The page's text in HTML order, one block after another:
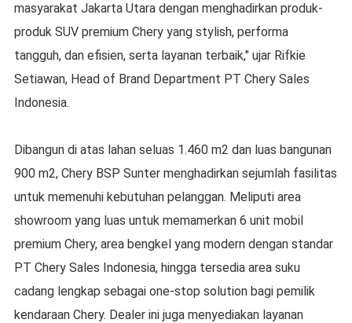
masyarakat Jakarta Utara dengan menghadirkan produk-
produk SUV premium Chery yang stylish, performa
tangguh, dan efisien, serta layanan terbaik," ujar Rifkie
Setiawan, Head of Brand Department PT Chery Sales
Indonesia.
Dibangun di atas lahan seluas 1.460 m2 dan luas bangunan
900 m2, Chery BSP Sunter menghadirkan sejumlah fasilitas
untuk memenuhi kebutuhan pelanggan. Meliputi area
showroom yang luas untuk memamerkan 6 unit mobil
premium Chery, area bengkel yang modern dengan standar
PT Chery Sales Indonesia, hingga tersedia area suku
cadang lengkap sebagai one-stop solution bagi pemilik
kendaraan Chery. Dealer ini juga menyediakan layanan